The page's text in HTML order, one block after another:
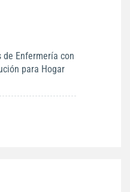
Enfermería con
para Hogar